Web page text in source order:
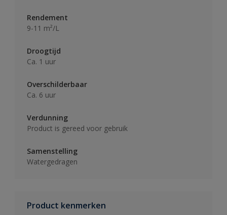
Rendement
9-11 m²/L
Droogtijd
Ca. 1 uur
Overschilderbaar
Ca. 6 uur
Verdunning
Product is gereed voor gebruik
Samenstelling
Watergedragen
Product kenmerken